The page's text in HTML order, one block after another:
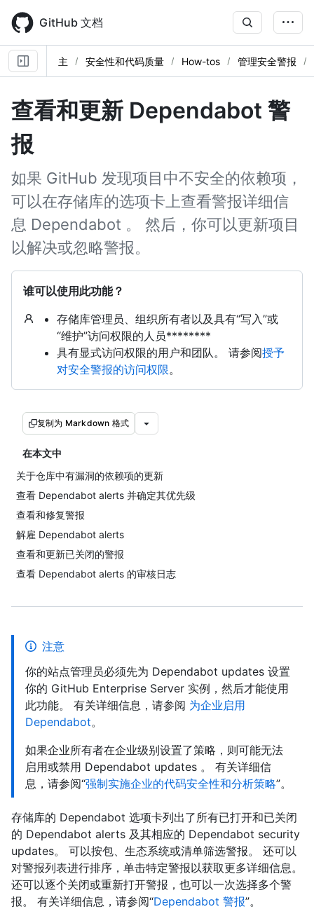
main
content
GitHub 文档
主 安全性和代码质量 How-tos 管理安全警报
查看和更新 Dependabot 警
报
如果 GitHub 发现项目中不安全的依赖项，
可以在存储库的选项卡上查看警报详细信
息 Dependabot 。 然后，你可以更新项目
以解决或忽略警报。
谁可以使用此功能？
存储库管理员、组织所有者以及具有“写入”或
“维护”访问权限的人员********
具有显式访问权限的用户和团队。 请参阅授予
对安全警报的访问权限。
复制为 Markdown 格式
在本文中
关于仓库中有漏洞的依赖项的更新
查看 Dependabot alerts 并确定其优先级
查看和修复警报
解雇 Dependabot alerts
查看和更新已关闭的警报
查看 Dependabot alerts 的审核日志
注意
你的站点管理员必须先为 Dependabot updates 设置
你的 GitHub Enterprise Server 实例，然后才能使用
此功能。 有关详细信息，请参阅 为企业启用
Dependabot。
如果企业所有者在企业级别设置了策略，则可能无法
启用或禁用 Dependabot updates 。 有关详细信
息，请参阅“强制实施企业的代码安全性和分析策略”。
存储库的 Dependabot 选项卡列出了所有已打开和已关闭
的 Dependabot alerts 及其相应的 Dependabot security
updates。 可以按包、生态系统或清单筛选警报。 还可以
对警报列表进行排序，单击特定警报以获取更多详细信息。
还可以逐个关闭或重新打开警报，也可以一次选择多个警
报。 有关详细信息，请参阅“Dependabot 警报”。